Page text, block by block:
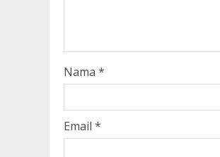
Nama *
Email *